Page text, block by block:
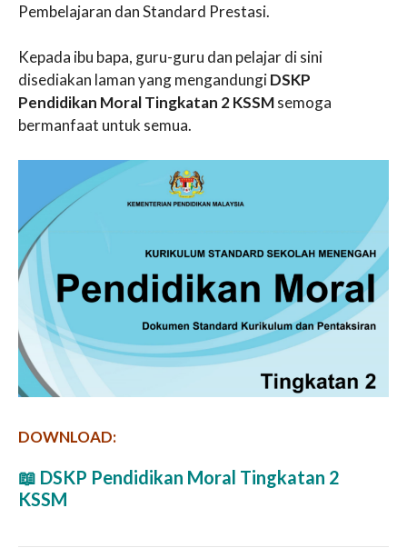
Pembelajaran dan Standard Prestasi.
Kepada ibu bapa, guru-guru dan pelajar di sini
disediakan laman yang mengandungiDSKP
Pendidikan Moral Tingkatan 2 KSSMsemoga
bermanfaat untuk semua.
DOWNLOAD:
📖 DSKP Pendidikan Moral Tingkatan 2
KSSM